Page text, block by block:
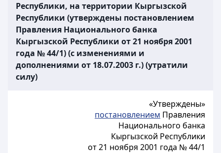
Республики, на территории Кыргызской
Республики (утверждены постановлением
Правления Национального банка
Кыргызской Республики от 21 ноября 2001
года № 44/1) (с изменениями и
дополнениями от 18.07.2003 г.) (утратили
силу)
«Утверждены»
постановлением Правления
Национального банка
Кыргызской Республики
от 21 ноября 2001 года № 44/1